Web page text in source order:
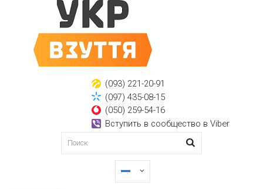
(093) 221-20-91
(097) 435-08-15
(050) 259-54-16
Вступить в сообщество в Viber